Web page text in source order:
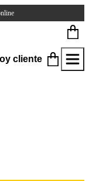
cliente